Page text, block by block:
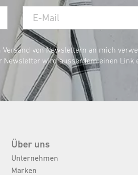
von Newslettern an mich
Newsletter wird ausserdem einen Link
Über uns
Unternehmen
Marken